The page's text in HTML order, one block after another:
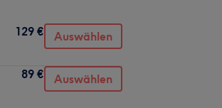
129 € Auswählen
89 € Auswählen